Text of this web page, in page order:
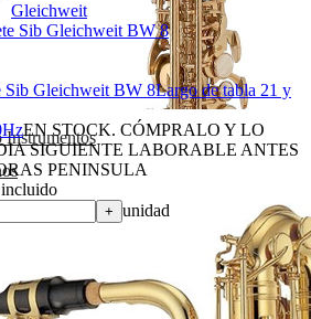
Instrumentos
Gleichweit
Sib Gleichweit BW 8Largo de tabla 21 y
EN STOCK. CÓMPRALO Y LO
SIGUIENTE LABORABLE ANTES
PENINSULA
+ unidad
ventajas y exclusivas